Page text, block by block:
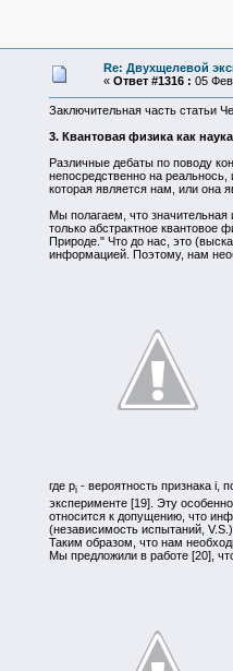
Re: Двухщелевой
« Ответ #1316 : 05
Заключительная часть статьи
3. Квантовая физика как
Различные дебаты по поводу
непосредственно на
которая является нам, или она
Мы полагаем, что
только абстрактное квантовое
Природе." Что до нас, это
информацией. Поэтому, нам
где pi- вероятность признака i,
эксперименте [19]. Эту
относится к допущению, что
(независимость испытаний,
Таким образом, что нам
Мы предложили в работе [20],